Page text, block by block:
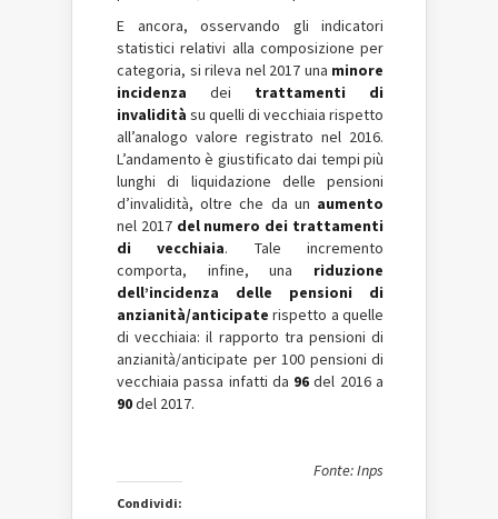
E ancora, osservando gli indicatori
statistici relativi alla composizione per
categoria, si rileva nel 2017 una minore
incidenza dei trattamenti di
invalidità su quelli di vecchiaia rispetto
all’analogo valore registrato nel 2016.
L’andamento è giustificato dai tempi più
lunghi di liquidazione delle pensioni
d’invalidità, oltre che da un aumento
nel 2017 del numero dei trattamenti
di vecchiaia. Tale incremento
comporta, infine, una riduzione
dell’incidenza delle pensioni di
anzianità/anticipaterispetto a quelle
di vecchiaia: il rapporto tra pensioni di
anzianità/anticipate per 100 pensioni di
vecchiaia passa infatti da 96del 2016 a
90del 2017.
Fonte: Inps
Condividi: